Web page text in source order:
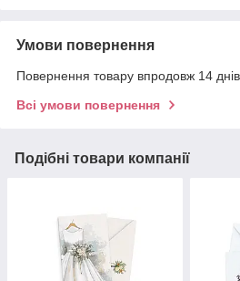
Умови повернення
Повернення товару впродовж 14
Всі умови повернення
Подібні товари компанії